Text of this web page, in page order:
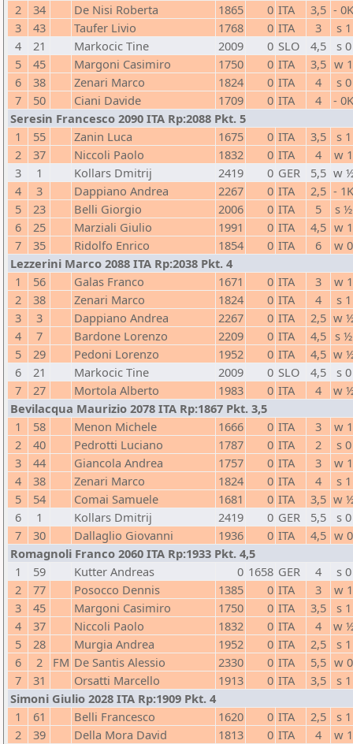
2
34 De Nisi Roberta 1865 0 ITA 3,5 -
3
43 Taufer Livio 1768 0 ITA 3
s 1
4
21 Markocic Tine 2009 0 SLO 4,5
s 0
5
45 Margoni Casimiro 1750 0 ITA 3,5 w 1
6
38 Zenari Marco 1824 0 ITA 4
s 0
7
50 Ciani Davide 1709 0 ITA 4
-
Seresin Francesco 2090 ITA Rp:2088 Pkt. 5
1
55 Zanin Luca 1675 0 ITA 3,5
s 1
2
37 Niccoli Paolo 1832 0 ITA 4
w 1
3
1 Kollars Dmitrij 2419 0 GER 5,5 w
4
3 Dappiano Andrea 2267 0 ITA 2,5 -
5
23 Belli Giorgio 2006 0 ITA 5
s ½
6
25 Marziali Giulio 1991 0 ITA 4,5 w 1
7
35 Ridolfo Enrico 1854 0 ITA 6
w 0
Lezzerini Marco 2088 ITA Rp:2038 Pkt. 4
1
56 Galas Franco 1671 0 ITA 3
w 1
2
38 Zenari Marco 1824 0 ITA 4
s 1
3
3 Dappiano Andrea 2267 0 ITA 2,5 w
4
7 Bardone Lorenzo 2209 0 ITA 4,5 s ½
5
29 Pedoni Lorenzo 1952 0 ITA 4,5 w
6
21 Markocic Tine 2009 0 SLO 4,5
s 0
7
27 Mortola Alberto 1983 0 ITA 4
w
Bevilacqua Maurizio 2078 ITA Rp:1867 Pkt. 3,5
1
58 Menon Michele 1666 0 ITA 3
w 1
2
40 Pedrotti Luciano 1787 0 ITA 2
s 0
3
44 Giancola Andrea 1757 0 ITA 3
w 1
4
38 Zenari Marco 1824 0 ITA 4
s 1
5
54 Comai Samuele 1681 0 ITA 3,5 w
6
1 Kollars Dmitrij 2419 0 GER 5,5
s 0
7
30 Dallaglio Giovanni 1936 0 ITA 4,5 w 0
Romagnoli Franco 2060 ITA Rp:1933 Pkt. 4,5
1
59 Kutter Andreas 0 1658 GER 4
s 0
2
77 Posocco Dennis 1385 0 ITA 3
w 1
3
45 Margoni Casimiro 1750 0 ITA 3,5
s 1
4
37 Niccoli Paolo 1832 0 ITA 4
w
5
28 Murgia Andrea 1952 0 ITA 2,5
s 1
6
2 FM De Santis Alessio 2330 0 ITA 5,5 w 0
7
31 Orsatti Marcello 1913 0 ITA 3,5
s 1
Simoni Giulio 2028 ITA Rp:1909 Pkt. 4
1
61 Belli Francesco 1620 0 ITA 2,5
s 1
2
39 Della Mora David 1813 0 ITA 4
w 1